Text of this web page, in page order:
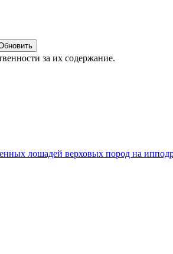
за их содержание.
лошадей верховых пород на